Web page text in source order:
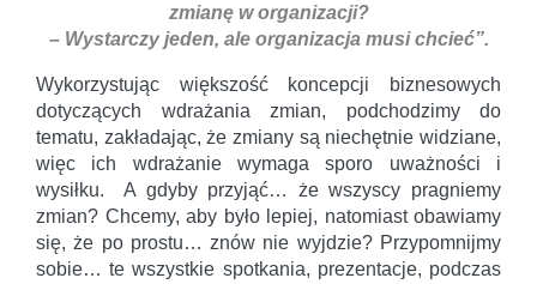
zmianę w organizacji?
– Wystarczy jeden, ale organizacja musi chcieć”.
Wykorzystując większość koncepcji biznesowych
dotyczących wdrażania zmian, podchodzimy do
tematu, zakładając, że zmiany są niechętnie widziane,
więc ich wdrażanie wymaga sporo uważności i
wysiłku. A gdyby przyjąć… że wszyscy pragniemy
zmian? Chcemy, aby było lepiej, natomiast obawiamy
się, że po prostu… znów nie wyjdzie? Przypomnijmy
sobie… te wszystkie spotkania, prezentacje, podczas